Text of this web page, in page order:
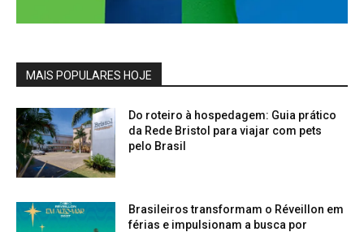
MAIS POPULARES HOJE
Do roteiro à hospedagem: Guia prático
da Rede Bristol para viajar com pets
pelo Brasil
Brasileiros transformam o Réveillon em
férias e impulsionam a busca por